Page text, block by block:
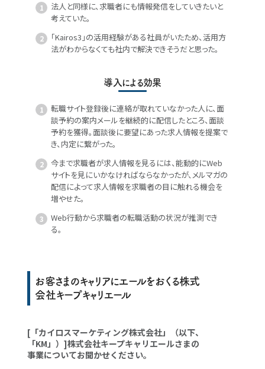
法人と同様に、求職者にも情報発信をしていきたいと
考えていた。
「Kairos3」の活用経験がある社員がいたため、活用方
法がわからなくても社内で解決できそうだと思った。
導入による効果
転職サイト登録後に連絡が取れていなかった人に、面
談予約の案内メールを継続的に配信したところ、面談
予約を獲得。面談後に要望にあった求人情報を提案で
き、内定に繋がった。
今まで求職者が求人情報を見るには、能動的にWeb
サイトを見にいかなければならなかったが、メルマガの
配信によって求人情報を求職者の目に触れる機会を
増やせた。
Web行動から求職者の転職活動の状況が推測でき
る。
お客さまのキャリアにエールをおくる株式
会社キープキャリエール
[「カイロスマーケティング株式会社」（以下、
「KM」）]株式会社キープキャリエールさまの
事業についてお聞かせください。